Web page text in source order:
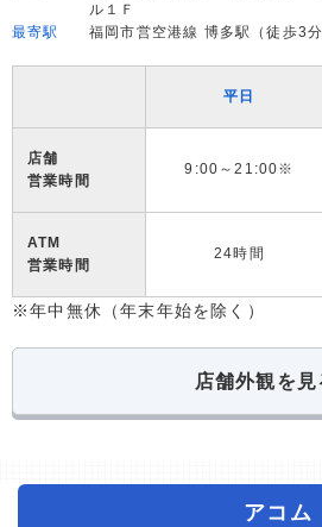
ル１Ｆ
最寄駅
福岡市営空港線 博多駅（徒歩3分
平日
店舗
営業時間
9:00～21:00※
ATM
営業時間
24時間
※年中無休（年末年始を除く）
店舗外観を見
アコム